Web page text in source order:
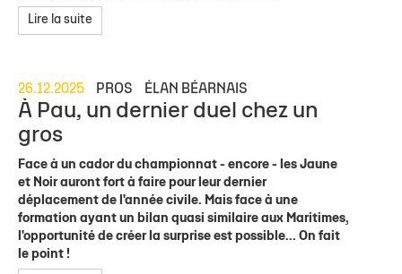
Lire la suite
26.12.2025 PROS ÉLAN BÉARNAIS
À Pau, un dernier duel chez un
gros
Face à un cador du championnat - encore - les Jaune
et Noir auront fort à faire pour leur dernier
déplacement de l'année civile. Mais face à une
formation ayant un bilan quasi similaire aux Maritimes,
l'opportunité de créer la surprise est possible... On fait
le point !